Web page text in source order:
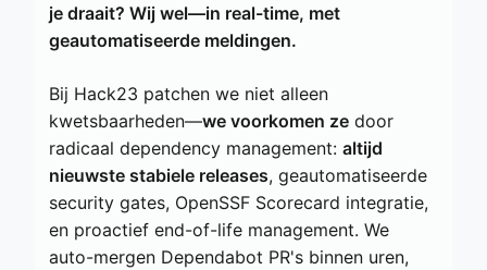
je draait? Wij wel—in real-time, met
geautomatiseerde meldingen.
Bij Hack23 patchen we niet alleen
kwetsbaarheden—we voorkomen ze door
radicaal dependency management: altijd
nieuwste stabiele releases, geautomatiseerde
security gates, OpenSSF Scorecard integratie,
en proactief end-of-life management. We
auto-mergen Dependabot PR's binnen uren,